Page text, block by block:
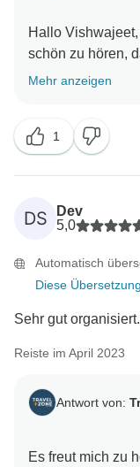
Hallo
schön zu hören,
uns darauf, Sie
Mehr anzeigen
1
DS
Dev
5,0
Automatisch
Diese
Sehr gut
Reiste im April 2023
Antwort von:
Es freut mich zu